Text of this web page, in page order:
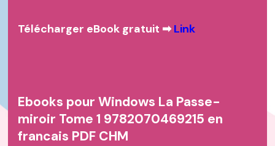
Télécharger eBook gratuit ➡Link
Ebooks pour Windows La Passe-
miroir Tome 1 9782070469215 en
francais PDF CHM